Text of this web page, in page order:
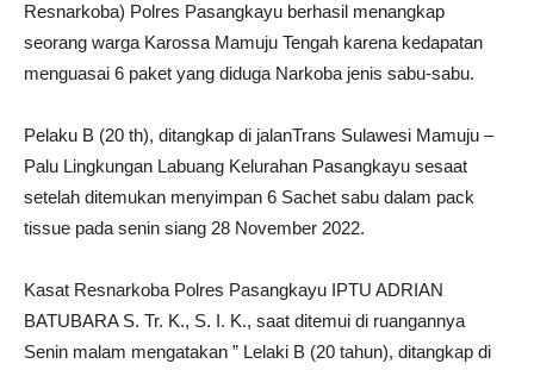
Resnarkoba) Polres Pasangkayu berhasil menangkap
seorang warga Karossa Mamuju Tengah karena kedapatan
menguasai 6 paket yang diduga Narkoba jenis sabu-sabu.
Pelaku B (20 th), ditangkap di jalanTrans Sulawesi Mamuju –
Palu Lingkungan Labuang Kelurahan Pasangkayu sesaat
setelah ditemukan menyimpan 6 Sachet sabu dalam pack
tissue pada senin siang 28 November 2022.
Kasat Resnarkoba Polres Pasangkayu IPTU ADRIAN
BATUBARA S. Tr. K., S. I. K., saat ditemui di ruangannya
Senin malam mengatakan ” Lelaki B (20 tahun), ditangkap di